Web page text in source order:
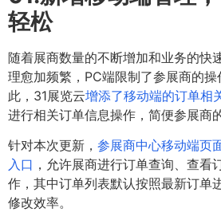
轻松
随着展商数量的不断增加和业务的快
理愈加频繁，PC端限制了参展商的
此，31展览云增添了移动端的订单相
进行相关订单信息操作，简便参展商
针对本次更新， 参展商中心移动端页
入口 ，允许展商进行订单查询、查看
作，其中订单列表默认按照最新订单
修改效率。